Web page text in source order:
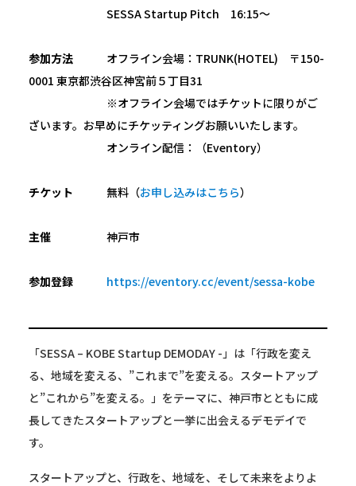
SESSA Startup Pitch 16:15～
参加方法オフライン会場：TRUNK(HOTEL) 〒150-
0001 東京都渋谷区神宮前５丁目31
※オフライン会場ではチケットに限りがご
ざいます。お早めにチケッティングお願いいたします。
オンライン配信：（Eventory）
チケット 無料（お申し込みはこちら）
主催 神戸市
参加登録 https://eventory.cc/event/sessa-kobe
「SESSA – KOBE Startup DEMODAY -」は「行政を変え
る、地域を変える、”これまで”を変える。スタートアップ
と”これから”を変える。」をテーマに、神戸市とともに成
長してきたスタートアップと一挙に出会えるデモデイで
す。
スタートアップと、行政を、地域を、そして未来をよりよ